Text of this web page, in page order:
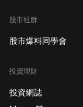
股市社群
股市爆料同學會
投資理財
投資網誌